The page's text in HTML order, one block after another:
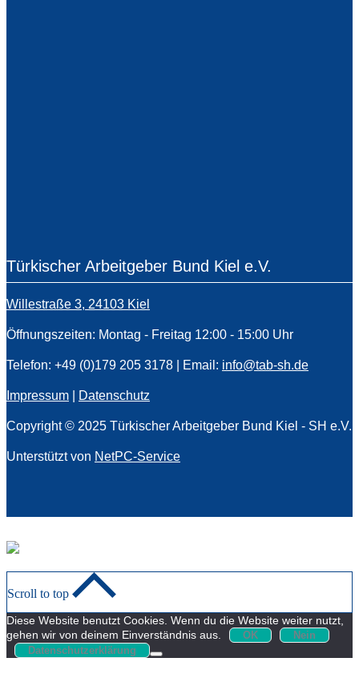
Türkischer Arbeitgeber Bund Kiel e.V.
Willestraße 3, 24103 Kiel
Öffnungszeiten: Montag - Freitag 12:00 - 15:00 Uhr
Telefon: +49 (0)179 205 3178 | Email: info@tab-sh.de
Impressum Datenschutz
Copyright © 2025 Türkischer Arbeitgeber Bund Kiel - SH e.V.
Unterstützt von NetPC-Service
Scroll to top
Diese Website benutzt Cookies. Wenn du die Website weiter nutzt,
gehen wir von deinem Einverständnis aus.
OK
Nein
Datenschutzerklärung